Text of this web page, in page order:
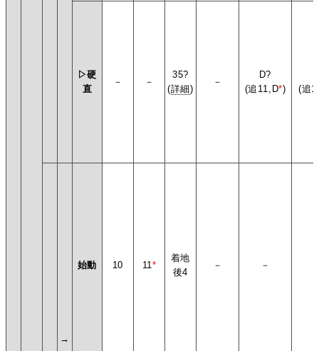
▷硬
直
－ －
35?
(詳細)
－
D?
(追11,D*)
(追
→
始動 10 11*
着地
後4
－ －